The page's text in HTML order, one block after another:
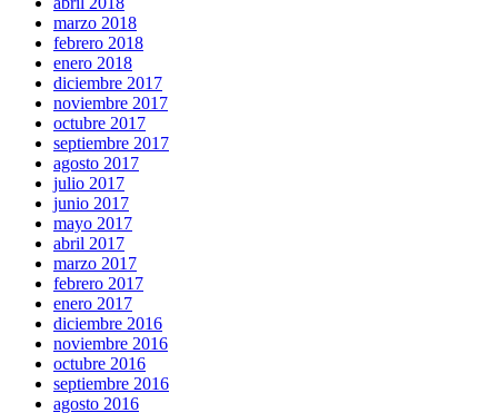
marzo 2018
febrero 2018
enero 2018
diciembre 2017
noviembre 2017
octubre 2017
septiembre 2017
agosto 2017
julio 2017
junio 2017
mayo 2017
abril 2017
marzo 2017
febrero 2017
enero 2017
diciembre 2016
noviembre 2016
octubre 2016
septiembre 2016
agosto 2016